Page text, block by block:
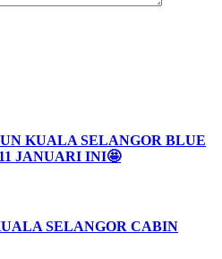
KUALA SELANGOR BLUE
JANUARI INI🤩
SELANGOR CABIN